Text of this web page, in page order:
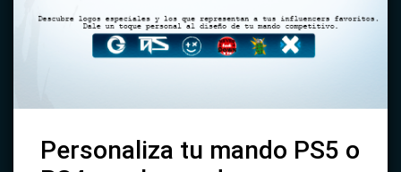
Personaliza tu mando PS5 o